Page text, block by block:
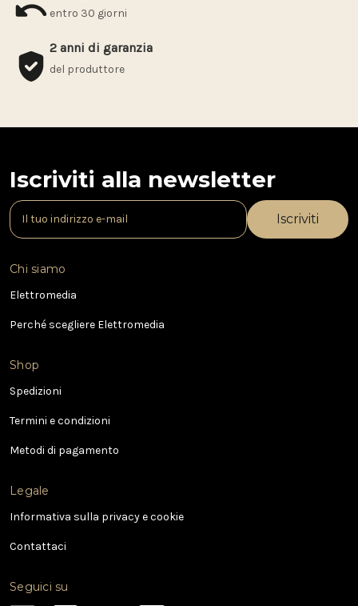
entro 30 giorni
2 anni di garanzia
del produttore
Iscriviti alla newsletter
I
n
r
i
z
e
m
i
l
Chi siamo
Elettromedia
Perché scegliere Elettromedia
Shop
Spedizioni
Termini e condizioni
Metodi di pagamento
Legale
Informativa sulla privacy e cookie
Contattaci
Seguici su